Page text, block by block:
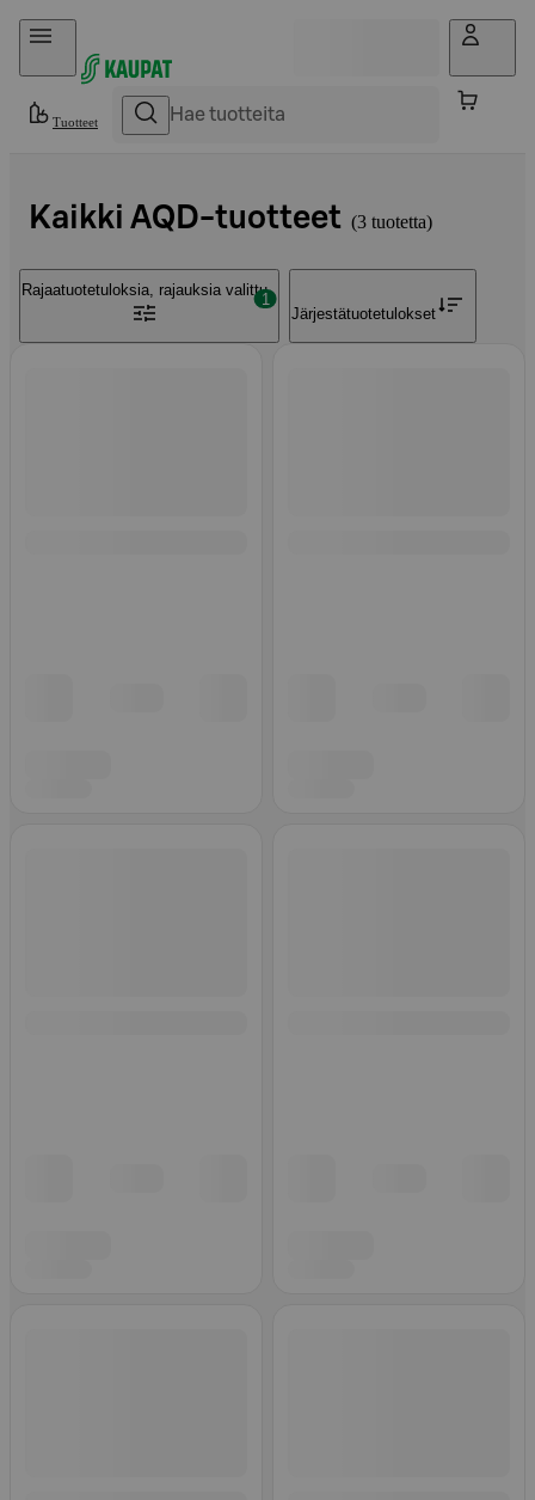
Hyppää sisältöön
Tuotteet
Kaikki AQD-tuotteet 3 tuotetta
Rajaatuotetuloksia, rajauksia valittu
1
Järjestätuotetulokset